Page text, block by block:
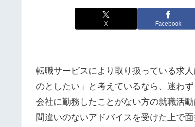
X Facebook
転職サービスにより取り扱っている求
のとしたい」と考えているなら、迷わ
会社に勤務したことがない方の就職活
間違いのないアドバイスを受けた上で